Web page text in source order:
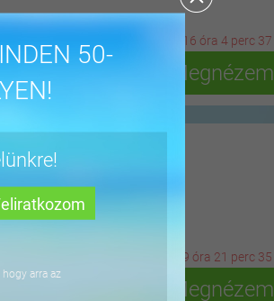
50-
arra az
16 óra 4 perc 35
Megnézem
15-ig
9 óra 21 perc 33
Megnézem